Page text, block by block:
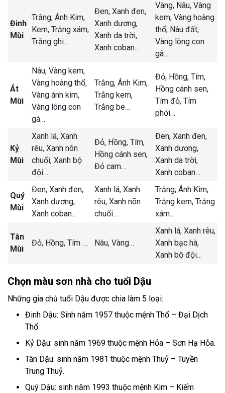
Đinh
Mùi
Trắng, Ánh Kim,
Kem, Trắng xám,
Trắng ghi…
Đen, Xanh đen,
Xanh dương,
Xanh da trời,
Xanh coban…
Vàng, Nâu, Vàng
kem, Vàng hoàng
thổ, Nâu đất,
Vàng lông con
gà…
Át
Mùi
Nâu, Vàng kem,
Vàng hoàng thổ,
Vàng ánh kim,
Vàng lông con
gà…
Trắng, Ánh Kim,
Trắng kem,
Trắng be…
Đỏ, Hồng, Tím,
Hồng cánh sen,
Tím đỏ, Tím
phới…
Kỷ
Mùi
Xanh lá, Xanh
rêu, Xanh nõn
chuối, Xanh bộ
đội…
Đỏ, Hồng, Tím,
Hồng cánh sen,
Đỏ cam…
Đen, Xanh đen,
Xanh dương,
Xanh da trời,
Xanh coban…
Quý
Mùi
Đen, Xanh đen,
Xanh dương,
Xanh coban…
Xanh lá, Xanh
rêu, Xanh nõn
chuối…
Trắng, Ánh Kim,
Trắng kem, Trắng
xám…
Tân
Mùi
Đỏ, Hồng, Tím … Nâu, Vàng…
Xanh lá, Xanh rêu,
Xanh bạc hà,
Xanh bộ đội…
Chọn màu sơn nhà cho tuổi Dậu
Những gia chủ tuổi Dậu được chia làm 5 loại:
Đinh Dậu: Sinh năm 1957 thuộc mệnh Thổ – Đại Dịch
Thổ.
Kỷ Dậu: sinh năm 1969 thuộc mệnh Hỏa – Sơn Hạ Hỏa.
Tân Dậu: sinh năm 1981 thuộc mệnh Thuỷ – Tuyền
Trung Thuỷ.
Quý Dậu: sinh năm 1993 thuộc mệnh Kim – Kiếm